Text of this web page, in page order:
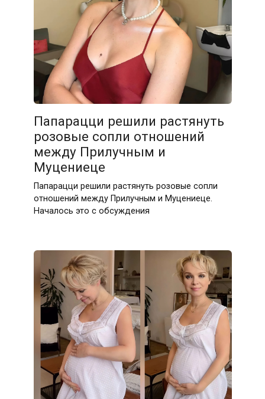
Папарацци решили растянуть
розовые сопли отношений
между Прилучным и
Муцениеце
Папарацци решили растянуть розовые сопли
отношений между Прилучным и Муцениеце.
Началось это с обсуждения